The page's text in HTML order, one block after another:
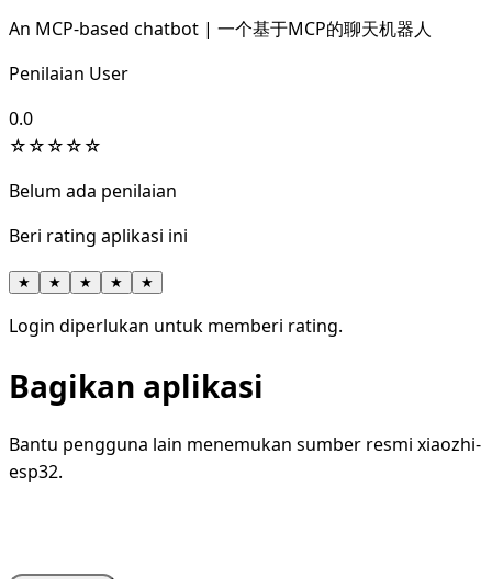
An MCP-based chatbot | 一个基于MCP的聊天机器人
Penilaian User
0.0
☆☆☆☆☆
Belum ada penilaian
Beri rating aplikasi ini
★ ★ ★ ★ ★
Login diperlukan untuk memberi rating.
Bagikan aplikasi
Bantu pengguna lain menemukan sumber resmi xiaozhi-
esp32.